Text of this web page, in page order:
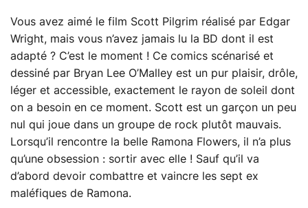
Vous avez aimé le film Scott Pilgrim réalisé par Edgar
Wright, mais vous n’avez jamais lu la BD dont il est
adapté ? C’est le moment ! Ce comics scénarisé et
dessiné par Bryan Lee O’Malley est un pur plaisir, drôle,
léger et accessible, exactement le rayon de soleil dont
on a besoin en ce moment. Scott est un garçon un peu
nul qui joue dans un groupe de rock plutôt mauvais.
Lorsqu’il rencontre la belle Ramona Flowers, il n’a plus
qu’une obsession : sortir avec elle ! Sauf qu’il va
d’abord devoir combattre et vaincre les sept ex
maléfiques de Ramona.